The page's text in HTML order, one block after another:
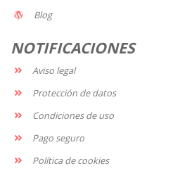
Blog
NOTIFICACIONES
Aviso legal
Protección de datos
Condiciones de uso
Pago seguro
Política de cookies